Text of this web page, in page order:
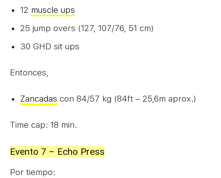
12 muscle ups
25 jump overs (127, 107/76, 51 cm)
30 GHD sit ups
Entonces,
Zancadas con 84/57 kg (84ft – 25,6m aprox.)
Time cap: 18 min.
Evento 7 – Echo Press
Por tiempo: